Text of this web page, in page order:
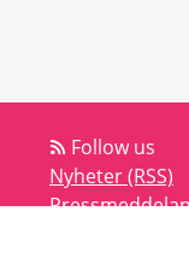
Follow us
Nyheter (RSS)